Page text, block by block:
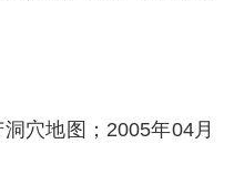
穴地图；2005年04月